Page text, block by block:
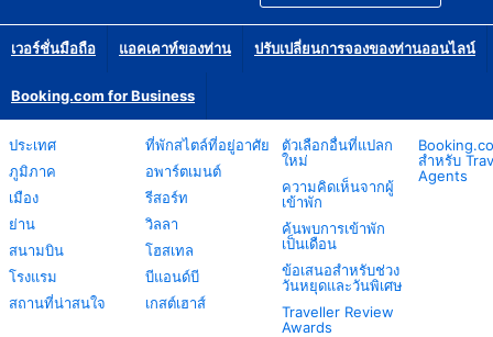
เวอร์ชั่นมือถือ แอคเคาท์ของท่าน ปรับเปลี่ยนการจองของท่านออนไลน์
Booking.com for Business
ประเทศ
ภูมิภาค
เมือง
ย่าน
สนามบิน
โรงแรม
สถานที่น่าสนใจ
ที่พักสไตล์ที่อยู่อาศัย
อพาร์ตเมนต์
รีสอร์ท
วิลลา
โฮสเทล
บีแอนด์บี
เกสต์เฮาส์
ตัวเลือกอื่นที่แปลก
ใหม่
ความคิดเห็นจากผู้
เข้าพัก
ค้นพบการเข้าพัก
เป็นเดือน
ข้อเสนอสำหรับช่วง
วันหยุดและวันพิเศษ
Traveller Review
Awards
สำหรับ
Agents